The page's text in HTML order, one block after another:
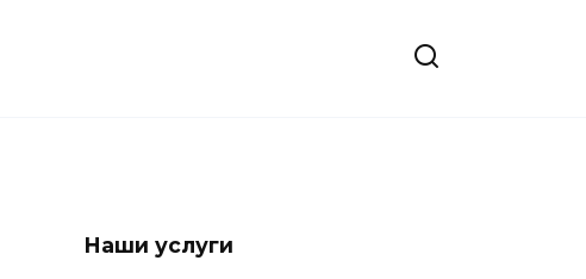
Наши услуги